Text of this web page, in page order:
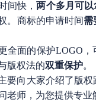
间快，两个多月可
。商标的申请时间需
全面的保护LOGO
版权法的双重保护。
要向大家介绍了版
老师，为您提供专业